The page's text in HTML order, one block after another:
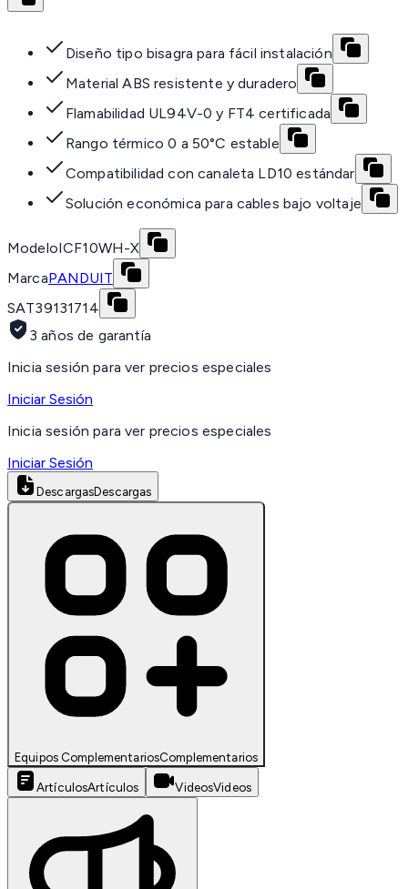
Diseño tipo bisagra para fácil instalación
Material ABS resistente y duradero
Flamabilidad UL94V-0 y FT4 certificada
Rango térmico 0 a 50°C estable
Compatibilidad con canaleta LD10 estándar
Solución económica para cables bajo voltaje
ModeloICF10WH-X
MarcaPANDUIT
SAT39131714
3 años de garantía
Inicia sesión para ver precios especiales
Iniciar Sesión
Inicia sesión para ver precios especiales
Iniciar Sesión
DescargasDescargas
Equipos ComplementariosComplementarios
ArtículosArtículos VideosVideos